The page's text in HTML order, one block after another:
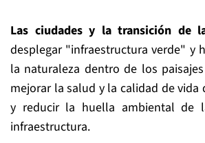
Las ciudades y la transición de
desplegar "infraestructura verde" y
la naturaleza dentro de los
mejorar la salud y la calidad de vida
y reducir la huella ambiental de
infraestructura.